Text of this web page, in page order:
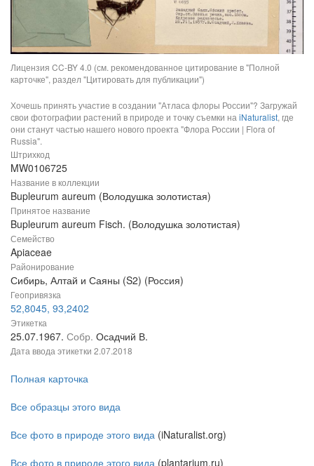
Лицензия CC-BY 4.0 (см. рекомендованное цитирование в "Полной
карточке", раздел "Цитировать для публикации")
Хочешь принять участие в создании "Атласа флоры России"? Загружай
свои фотографии растений в природе и точку съемки на iNaturalist, где
они станут частью нашего нового проекта "Флора России | Flora of
Russia".
Штрихкод
MW0106725
Название в коллекции
Bupleurum aureum (Володушка золотистая)
Принятое название
Bupleurum aureum Fisch. (Володушка золотистая)
Семейство
Apiaceae
Районирование
Сибирь, Алтай и Саяны (S2) (Россия)
Геопривязка
52,8045, 93,2402
Этикетка
25.07.1967. Собр. Осадчий В.
Дата ввода этикетки 2.07.2018
Полная карточка
Все образцы этого вида
Все фото в природе этого вида (iNaturalist.org)
Все фото в природе этого вида (plantarium.ru)